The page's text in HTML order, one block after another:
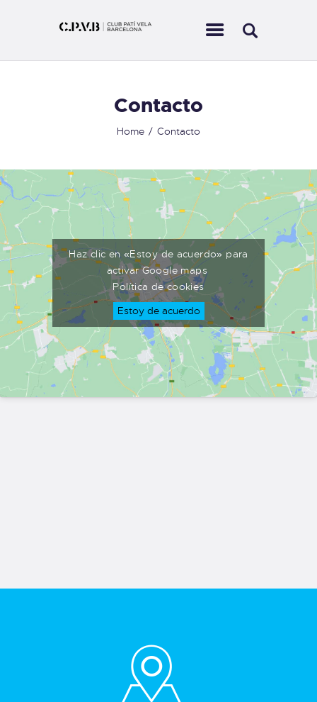
Contacto
Home Contacto
QUIÉNES SOMOS
ACTIVIDADES
CONTACTO
Haz clic en «Estoy de acuerdo» para
activar Google maps
Política de cookies
Estoy de acuerdo